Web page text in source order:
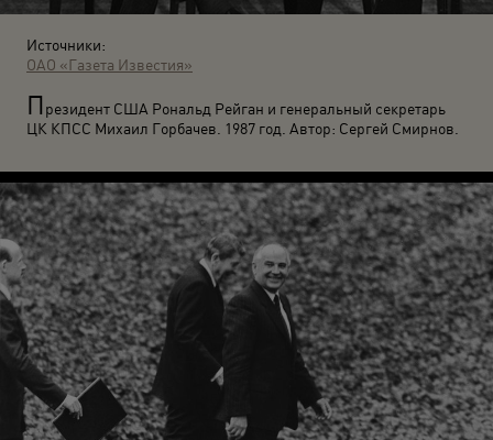
Источники:
ОАО «Газета Известия»
Президент США Рональд Рейган и генеральный секретарь
ЦК КПСС Михаил Горбачев. 1987 год. Автор: Сергей Смирнов.